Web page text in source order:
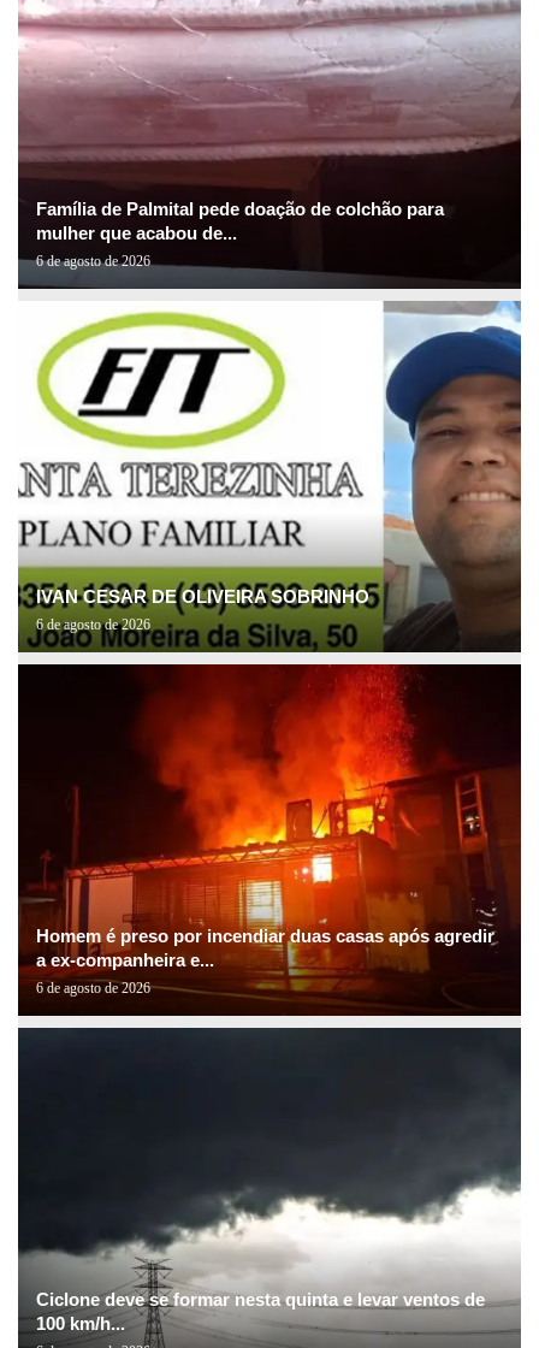
Família de Palmital pede doação de colchão para
mulher que acabou de...
6 de agosto de 2026
IVAN CESAR DE OLIVEIRA SOBRINHO
6 de agosto de 2026
Homem é preso por incendiar duas casas após agredir
a ex-companheira e...
6 de agosto de 2026
Ciclone deve se formar nesta quinta e levar ventos de
100 km/h...